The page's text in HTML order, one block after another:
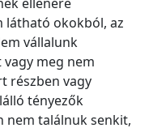
ellenére
látható okokból, az
vállalunk
meg nem
részben vagy
tényezők
nem találnuk senkit,